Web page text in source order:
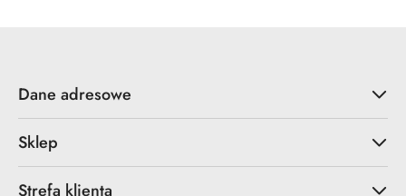
Dane adresowe
Sklep
Strefa klienta